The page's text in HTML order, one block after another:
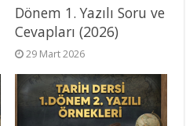
Dönem 1. Yazılı Soru ve
Cevapları (2026)
29 Mart 2026